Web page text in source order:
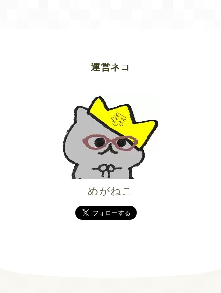
運営ネコ
めがねこ